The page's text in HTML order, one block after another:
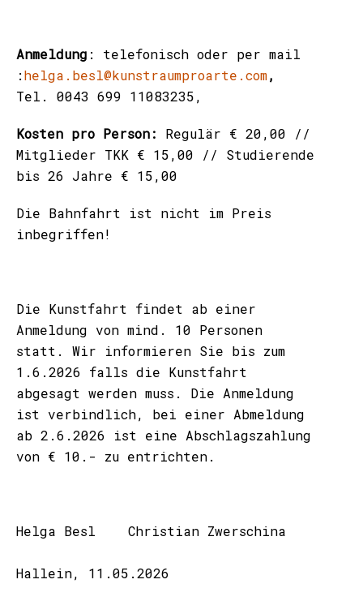
Anmeldung : telefonisch oder per mail
:helga.besl@kunstraumproarte.com,
Tel. 0043 699 11083235,
Kosten pro Person: Regulär € 20,00 //
Mitglieder TKK € 15,00 // Studierende
bis 26 Jahre € 15,00
Die Bahnfahrt ist nicht im Preis
inbegriffen!
Die Kunstfahrt findet ab einer
Anmeldung von mind. 10 Personen
statt. Wir informieren Sie bis zum
1.6.2026 falls die Kunstfahrt
abgesagt werden muss. Die Anmeldung
ist verbindlich, bei einer Abmeldung
ab 2.6.2026 ist eine Abschlagszahlung
von € 10.- zu entrichten.
Helga Besl Christian Zwerschina
Hallein, 11.05.2026